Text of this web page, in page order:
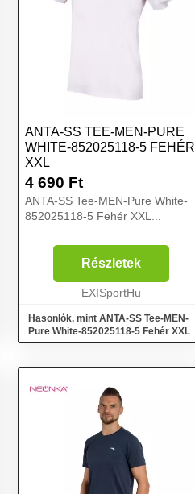
ANTA-SS TEE-MEN-PURE
WHITE-852025118-5 FEHÉR
XXL
4 690 Ft
ANTA-SS Tee-MEN-Pure White-
852025118-5 Fehér XXL...
Részletek
EXISportHu
Hasonlók, mint ANTA-SS Tee-MEN-
Pure White-852025118-5 Fehér XXL